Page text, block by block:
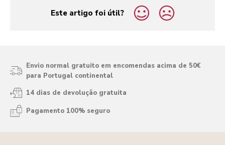
Este artigo foi útil?
yes
no
Envio normal gratuito em encomendas acima de 50€
para Portugal continental
14 dias de devolução gratuita
Pagamento 100% seguro